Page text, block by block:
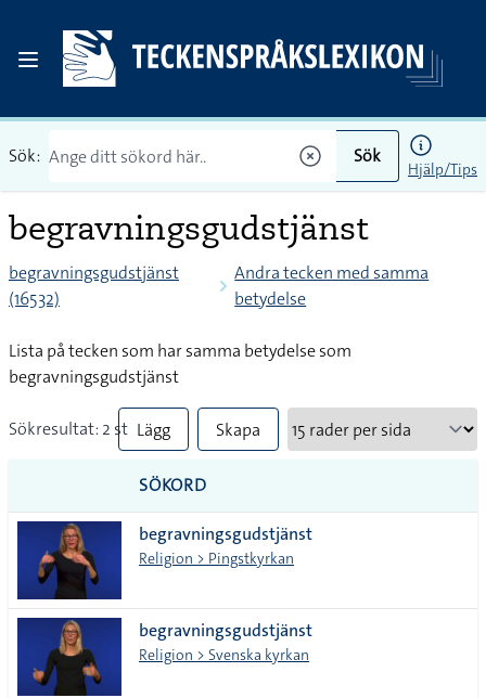
Sök: Sök
Hjälp/Tips
begravningsgudstjänst
begravningsgudstjänst
(16532)
Andra tecken med samma
betydelse
Lista på tecken som har samma betydelse som
begravningsgudstjänst
Sökresultat: 2 st Lägg
till
alla i
lista
Skapa
SÖKORD
begravningsgudstjänst
Religion > Pingstkyrkan
begravningsgudstjänst
Religion > Svenska kyrkan